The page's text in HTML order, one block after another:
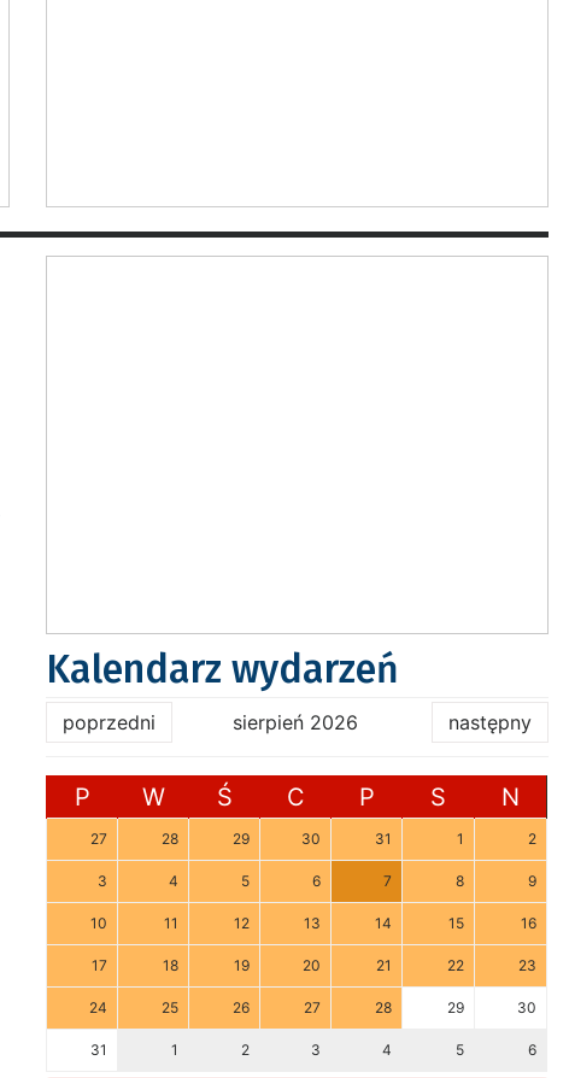
Kalendarz wydarzeń
poprzedni sierpień 2026 następny
P W Ś C P S N
27 28 29 30 31 1 2
3 4 5 6 7 8 9
10 11 12 13 14 15 16
17 18 19 20 21 22 23
24 25 26 27 28 29 30
31 1 2 3 4 5 6